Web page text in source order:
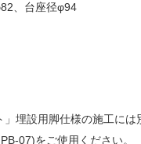
、台座径φ94
埋設用脚仕様の施工には
07)をご使用ください。